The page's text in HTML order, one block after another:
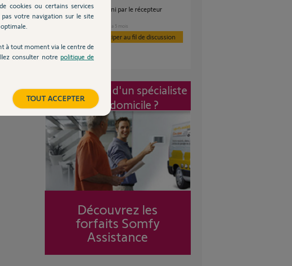
Signal trop long fourni par le récepteur
2400556
il y a 5 mois
Participer au fil de discussion
Intervention d'un spécialiste
à mon domicile ?
Découvrez les
forfaits Somfy
Assistance
cookies ou certains services
pas votre navigation sur le site
à tout moment via le centre de
consulter notre politique de
TOUT ACCEPTER